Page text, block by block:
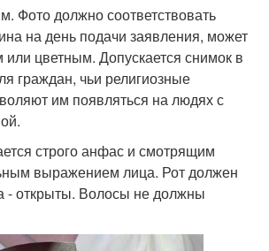
Фото должно соответствовать
на день подачи заявления, может
цветным. Допускается снимок в
граждан, чьи религиозные
им появляться на людях с
строго анфас и смотрящим
выражением лица. Рот должен
- открыты. Волосы не должны